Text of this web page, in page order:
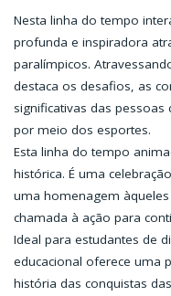
Nesta linha do tempo
profunda e inspiradora
paralímpicos.
destaca os desafios, as
significativas das
por meio dos esportes.
Esta linha do tempo
histórica. É uma
uma homenagem
chamada à ação para
Ideal para estudantes de
educacional oferece uma
história das conquistas